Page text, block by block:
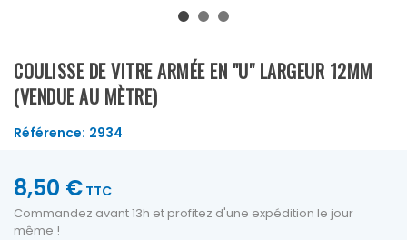
COULISSE DE VITRE ARMÉE EN "U" LARGEUR 12MM
(VENDUE AU MÈTRE)
Référence: 2934
8,50 € TTC
Commandez avant 13h et profitez d'une expédition le jour
même !